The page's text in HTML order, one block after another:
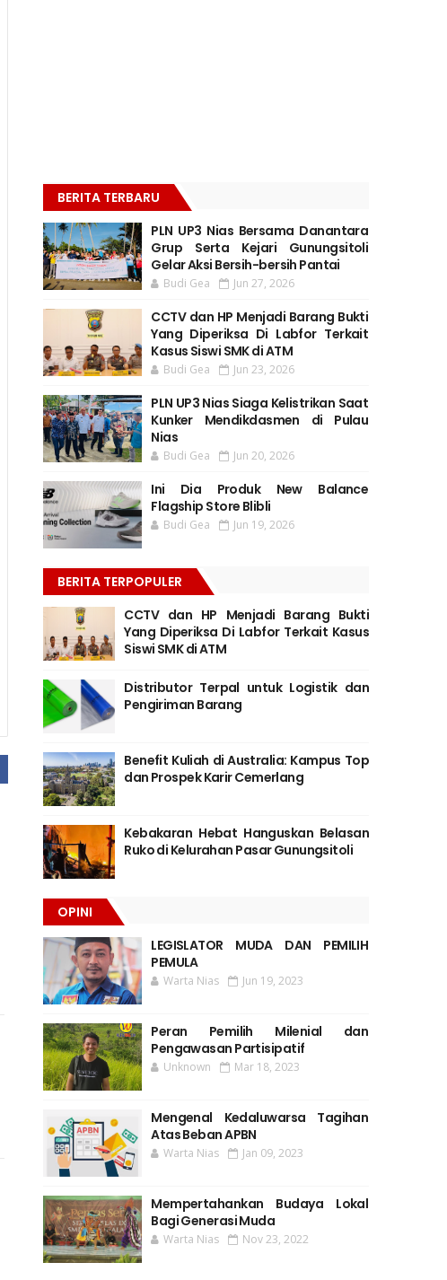
BERITA TERBARU
PLN UP3 Nias Bersama Danantara
Grup Serta Kejari Gunungsitoli
Gelar Aksi Bersih-bersih Pantai
Budi Gea Jun 27, 2026
CCTV dan HP Menjadi Barang Bukti
Yang Diperiksa Di Labfor Terkait
Kasus Siswi SMK di ATM
Budi Gea Jun 23, 2026
PLN UP3 Nias Siaga Kelistrikan Saat
Kunker Mendikdasmen di Pulau
Nias
Budi Gea Jun 20, 2026
Ini Dia Produk New Balance
Flagship Store Blibli
Budi Gea Jun 19, 2026
BERITA TERPOPULER
CCTV dan HP Menjadi Barang Bukti
Yang Diperiksa Di Labfor Terkait Kasus
Siswi SMK di ATM
Distributor Terpal untuk Logistik dan
Pengiriman Barang
Benefit Kuliah di Australia: Kampus Top
dan Prospek Karir Cemerlang
Kebakaran Hebat Hanguskan Belasan
Ruko di Kelurahan Pasar Gunungsitoli
OPINI
LEGISLATOR MUDA DAN PEMILIH
PEMULA
Warta Nias Jun 19, 2023
Peran Pemilih Milenial dan
Pengawasan Partisipatif
Unknown Mar 18, 2023
Mengenal Kedaluwarsa Tagihan
Atas Beban APBN
Warta Nias Jan 09, 2023
Mempertahankan Budaya Lokal
Bagi Generasi Muda
Warta Nias Nov 23, 2022